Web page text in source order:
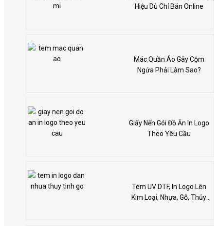
Hiệu Dù Chỉ Bán Online
Mác Quần Áo Gây Cộm
Ngứa Phải Làm Sao?
Giấy Nến Gói Đồ Ăn In Logo
Theo Yêu Cầu
Tem UV DTF, In Logo Lên
Kim Loại, Nhựa, Gỗ, Thủy